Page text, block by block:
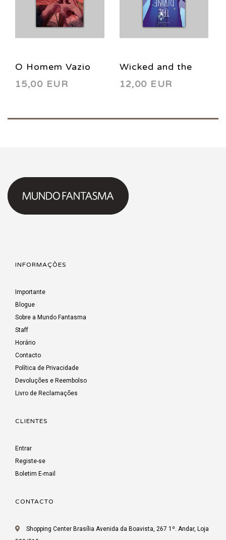
O Homem Vazio
HC 2018
15,00 EUR
Wicked and the
Divine Vol. 02:
12,00 EUR
INFORMAÇÕES
Importante
Blogue
Sobre a Mundo Fantasma
Staff
Horário
Contacto
Política de Privacidade
Devoluções e Reembolso
Livro de Reclamações
CLIENTES
Entrar
Registe-se
Boletim E-mail
CONTACTO
Shopping Center Brasília Avenida da Boavista, 267 1º. Andar, Loja